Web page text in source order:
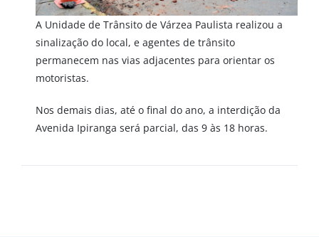
A Unidade de Trânsito de Várzea Paulista realizou a
sinalização do local, e agentes de trânsito
permanecem nas vias adjacentes para orientar os
motoristas.
Nos demais dias, até o final do ano, a interdição da
Avenida Ipiranga será parcial, das 9 às 18 horas.